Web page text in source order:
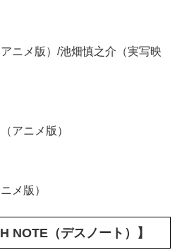
ニメ版）/池畑慎之介（実写映
アニメ版）
メ版）
NOTE（デスノート ）】